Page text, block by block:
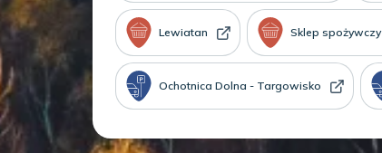
Lewiatan Sklep spożywczy
Ochotnica Dolna - Targowisko